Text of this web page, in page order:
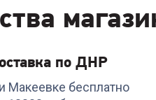
5.0(3) Код:
Кондиционер
мобильный BALLU
по ДНР
Макеевке бесплатно